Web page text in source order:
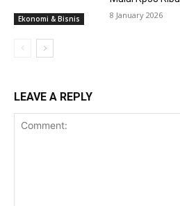
Ekonomi & Bisnis 8 January 2026
LEAVE A REPLY